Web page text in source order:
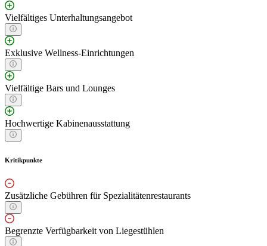
Vielfältiges Unterhaltungsangebot
Exklusive Wellness-Einrichtungen
Vielfältige Bars und Lounges
Hochwertige Kabinenausstattung
Kritikpunkte
Zusätzliche Gebühren für Spezialitätenrestaurants
Begrenzte Verfügbarkeit von Liegestühlen